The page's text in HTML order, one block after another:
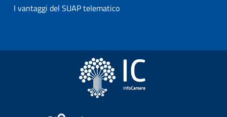
I vantaggi del SUAP telematico